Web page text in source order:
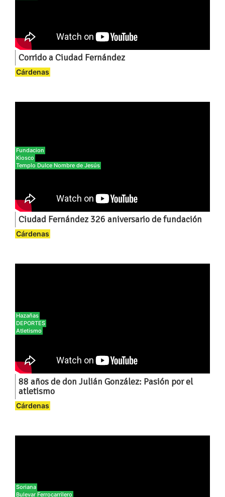
Corrido a Ciudad Fernández
Cárdenas
Fundacion
Kiosco
Templo Dulce Nombre de Jesús
Ciudad Fernández 326 aniversario de fundación
Cárdenas
Hazañas
DEPORTES
Atletismo
88 años de don Julián González: Pasión por el
atletismo
Cárdenas
Soriana
Bulevar Ferrocarrilero